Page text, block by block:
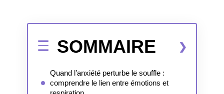
SOMMAIRE
Quand l’anxiété perturbe le souffle :
comprendre le lien entre émotions et